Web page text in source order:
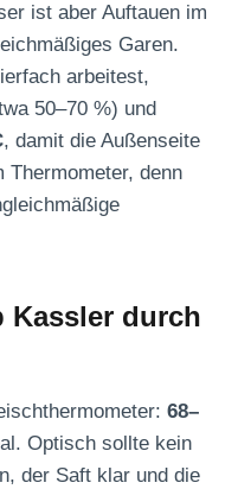
ist aber Auftauen im
Garen.
arbeitest,
50–70 %) und
, damit die Außenseite
Thermometer, denn
Kassler durch
68–
Optisch sollte kein
der Saft klar und die